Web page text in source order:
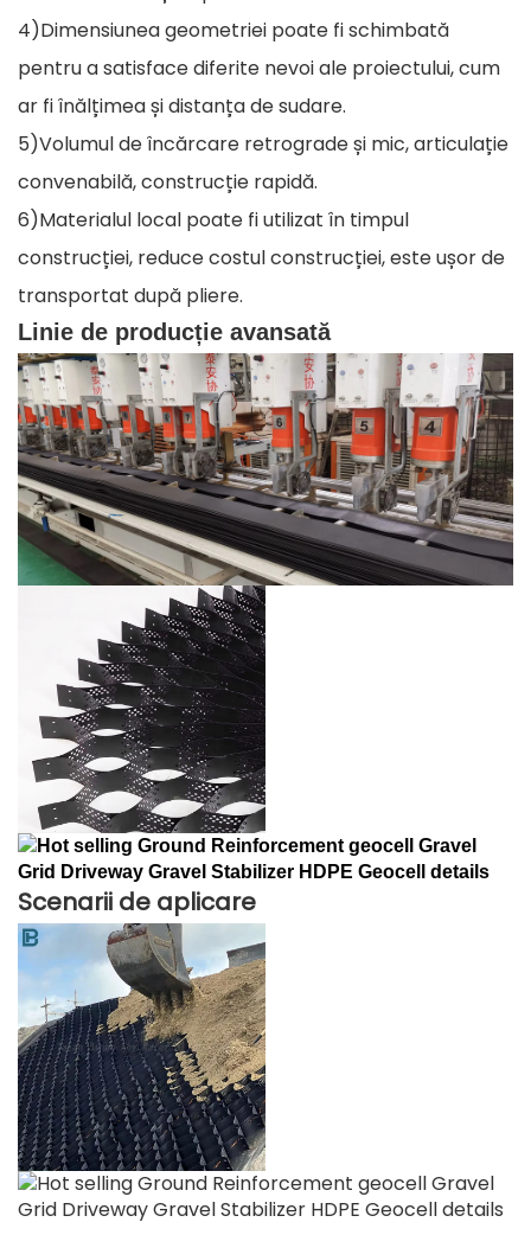
4)Dimensiunea geometriei poate fi schimbată
pentru a satisface diferite nevoi ale proiectului, cum
ar fi înălțimea și distanța de sudare.
5)Volumul de încărcare retrograde și mic, articulație
convenabilă, construcție rapidă.
6)Materialul local poate fi utilizat în timpul
construcției, reduce costul construcției, este ușor de
transportat după pliere.
Linie de producție avansată
Scenarii de aplicare